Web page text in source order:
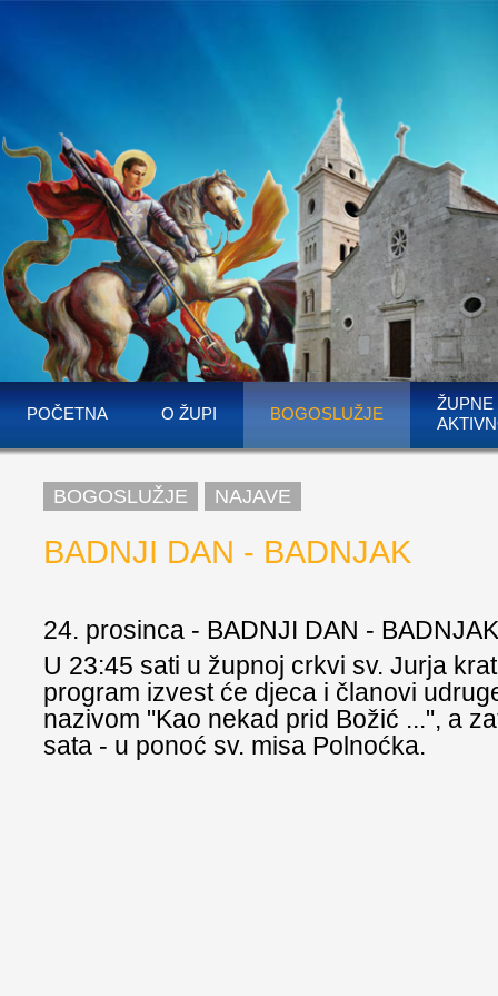
POČETNA O ŽUPI BOGOSLUŽJE
ŽUPNE
BOGOSLUŽJE NAJAVE
BADNJI DAN - BADNJAK
24. prosinca - BADNJI DAN -
U 23:45 sati u župnoj crkvi sv. Jurja
program izvest će djeca i članovi
nazivom "Kao nekad prid Božić ...", a
sata - u ponoć sv. misa Polnoćka.